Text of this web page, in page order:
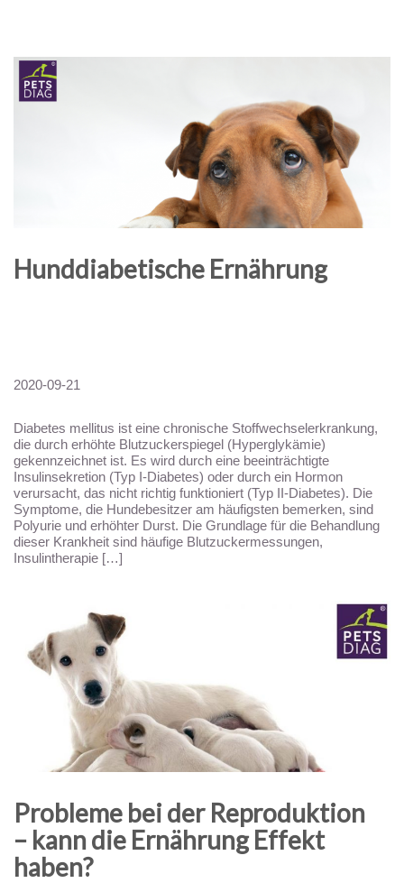
Hunddiabetische Ernährung
2020-09-21
Diabetes mellitus ist eine chronische Stoffwechselerkrankung,
die durch erhöhte Blutzuckerspiegel (Hyperglykämie)
gekennzeichnet ist. Es wird durch eine beeinträchtigte
Insulinsekretion (Typ I-Diabetes) oder durch ein Hormon
verursacht, das nicht richtig funktioniert (Typ II-Diabetes). Die
Symptome, die Hundebesitzer am häufigsten bemerken, sind
Polyurie und erhöhter Durst. Die Grundlage für die Behandlung
dieser Krankheit sind häufige Blutzuckermessungen,
Insulintherapie […]
Probleme bei ​​der Reproduktion
– kann die Ernährung Effekt
haben?